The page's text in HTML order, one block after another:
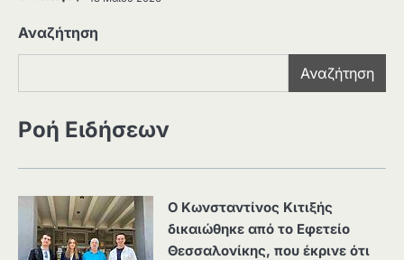
Αναζήτηση
Αναζήτηση
Ροή Ειδήσεων
Ο Κωνσταντίνος Κιτιξής
δικαιώθηκε από το Εφετείο
Θεσσαλονίκης, που έκρινε ότι